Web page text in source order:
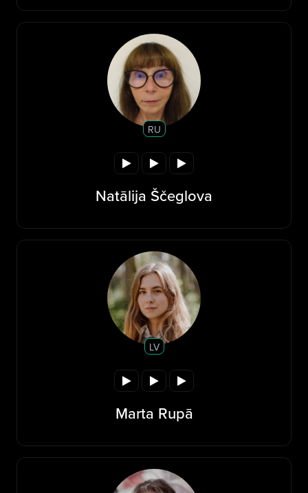
RU
Natālija Ščeglova
LV
Marta Rupā